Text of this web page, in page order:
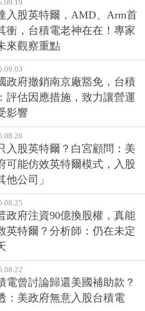
產能供不應求，EMIB成先
裝B計畫，「6間台廠」搶占
重返 AI 晶片戰場！ 新
「Crescent Island」明年登
能效挑戰 NVIDIA、AMD
賣壓加重！台積電力守1300
台股下挫443點
入股英特爾，AMD、Arm首
衝，台積電老神在在！專家
來觀察重點
政府撤銷南京廠豁免，台積